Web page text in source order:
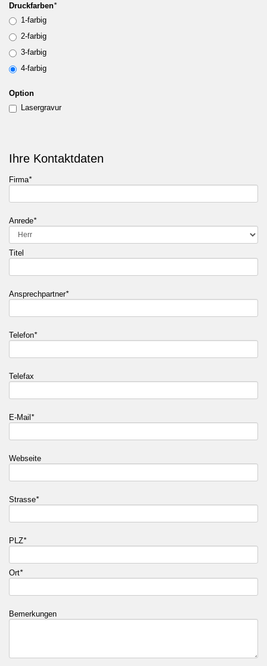
Druckfarben*
1-farbig
2-farbig
3-farbig
4-farbig
Option
Lasergravur
Ihre Kontaktdaten
Firma*
Anrede*
Titel
Ansprechpartner*
Telefon*
Telefax
E-Mail *
Webseite
Strasse*
PLZ*
Ort*
Bemerkungen